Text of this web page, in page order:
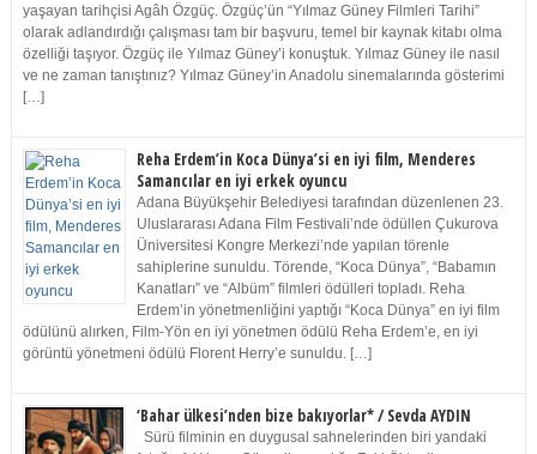
yaşayan tarihçisi Agâh Özgüç. Özgüç’ün “Yılmaz Güney Filmleri Tarihi”
olarak adlandırdığı çalışması tam bir başvuru, temel bir kaynak kitabı olma
özelliği taşıyor. Özgüç ile Yılmaz Güney’i konuştuk. Yılmaz Güney ile nasıl
ve ne zaman tanıştınız? Yılmaz Güney’in Anadolu sinemalarında gösterimi
[…]
Reha Erdem’in Koca Dünya’si en iyi film, Menderes
Samancılar en iyi erkek oyuncu
Adana Büyükşehir Belediyesi tarafından düzenlenen 23.
Uluslararası Adana Film Festivali’nde ödüllen Çukurova
Üniversitesi Kongre Merkezi’nde yapılan törenle
sahiplerine sunuldu. Törende, “Koca Dünya”, “Babamın
Kanatları” ve “Albüm” filmleri ödülleri topladı. Reha
Erdem’in yönetmenliğini yaptığı “Koca Dünya” en iyi film
ödülünü alırken, Film-Yön en iyi yönetmen ödülü Reha Erdem’e, en iyi
görüntü yönetmeni ödülü Florent Herry’e sunuldu. […]
‘Bahar ülkesi’nden bize bakıyorlar* / Sevda AYDIN
Sürü filminin en duygusal sahnelerinden biri yandaki